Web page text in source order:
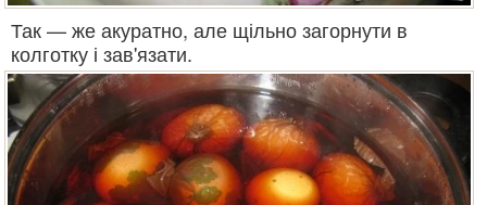
Так — же акуратно, але щільно загорнути в
колготку і зав'язати.